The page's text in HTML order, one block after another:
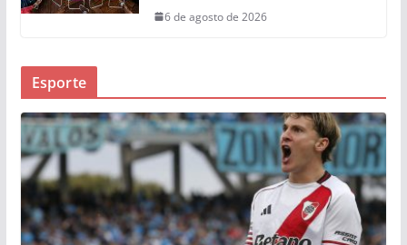
6 de agosto de 2026
Esporte